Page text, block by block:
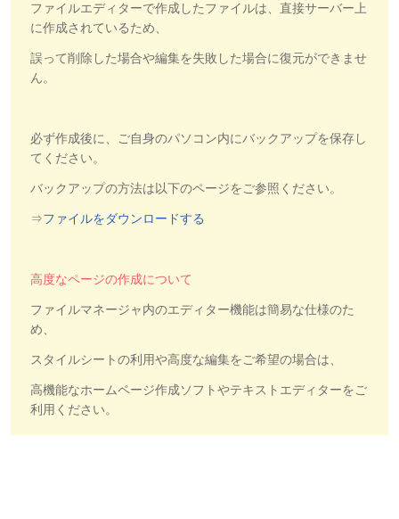
ファイルエディターで作成したファイルは、直接サーバー上
に作成されているため、
誤って削除した場合や編集を失敗した場合に復元ができませ
ん。
必ず作成後に、ご自身のパソコン内にバックアップを保存し
てください。
バックアップの方法は以下のページをご参照ください。
⇒ファイルをダウンロードする
高度なページの作成について
ファイルマネージャ内のエディター機能は簡易な仕様のた
め、
スタイルシートの利用や高度な編集をご希望の場合は、
高機能なホームページ作成ソフトやテキストエディターをご
利用ください。